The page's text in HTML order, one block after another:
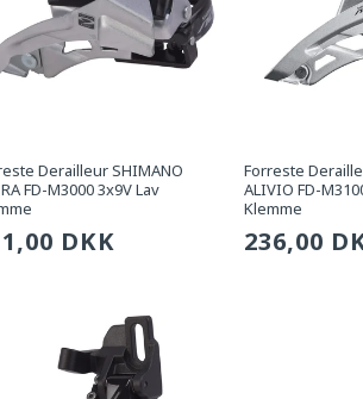
Derailleur SHIMANO
FD-M3000 3x9V Lav
DKK
Forreste
ALIVIO FD-
Klemme
236,00